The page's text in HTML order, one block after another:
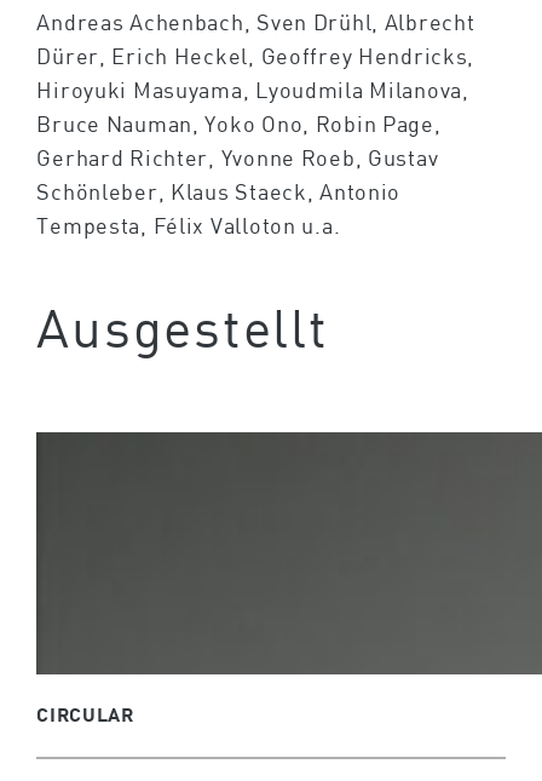
Andreas Achenbach, Sven Drühl, Albrecht
Dürer, Erich Heckel, Geoffrey Hendricks,
Hiroyuki Masuyama, Lyoudmila Milanova,
Bruce Nauman, Yoko Ono, Robin Page,
Gerhard Richter, Yvonne Roeb, Gustav
Schönleber, Klaus Staeck, Antonio
Tempesta, Félix Valloton u.a.
Ausgestellt
CIRCULAR